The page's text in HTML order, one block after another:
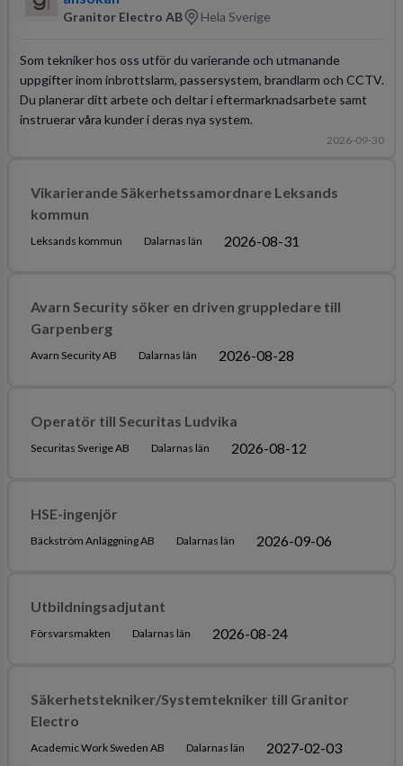
Granitor Electro AB Hela Sverige
Som tekniker hos oss utför du varierande och utmanande
uppgifter inom inbrottslarm, passersystem, brandlarm och CCTV.
Du planerar ditt arbete och deltar i eftermarknadsarbete samt
instruerar våra kunder i deras nya system.
2026-09-30
Vikarierande Säkerhetssamordnare Leksands
kommun
Leksands kommun Dalarnas län 2026-08-31
Avarn Security söker en driven gruppledare till
Garpenberg
Avarn Security AB Dalarnas län 2026-08-28
Operatör till Securitas Ludvika
Securitas Sverige AB Dalarnas län 2026-08-12
HSE-ingenjör
Bäckström Anläggning AB Dalarnas län 2026-09-06
Utbildningsadjutant
Försvarsmakten Dalarnas län 2026-08-24
Säkerhetstekniker/Systemtekniker till Granitor
Electro
Academic Work Sweden AB Dalarnas län 2027-02-03